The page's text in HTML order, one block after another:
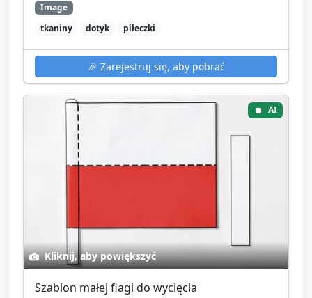
Image
tkaniny
dotyk piłeczki
🎉 Zarejestruj się, aby pobrać
AI
Kliknij, aby powiększyć
Szablon małej flagi do wycięcia